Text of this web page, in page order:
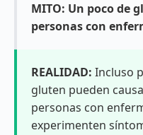
MITO: Un poco de
personas con
REALIDAD: Incluso
gluten pueden
personas con
experimenten